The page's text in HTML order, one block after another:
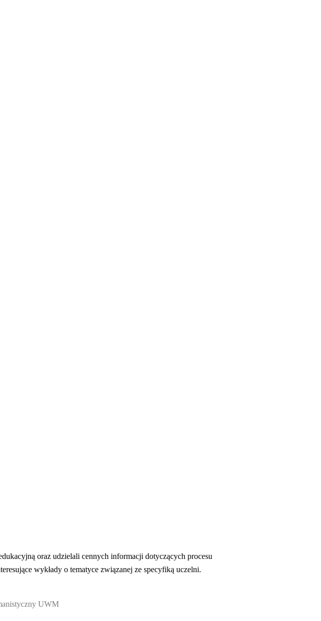
oraz udzielali cennych informacji dotyczących procesu
wykłady o tematyce związanej ze specyfiką uczelni.
UWM